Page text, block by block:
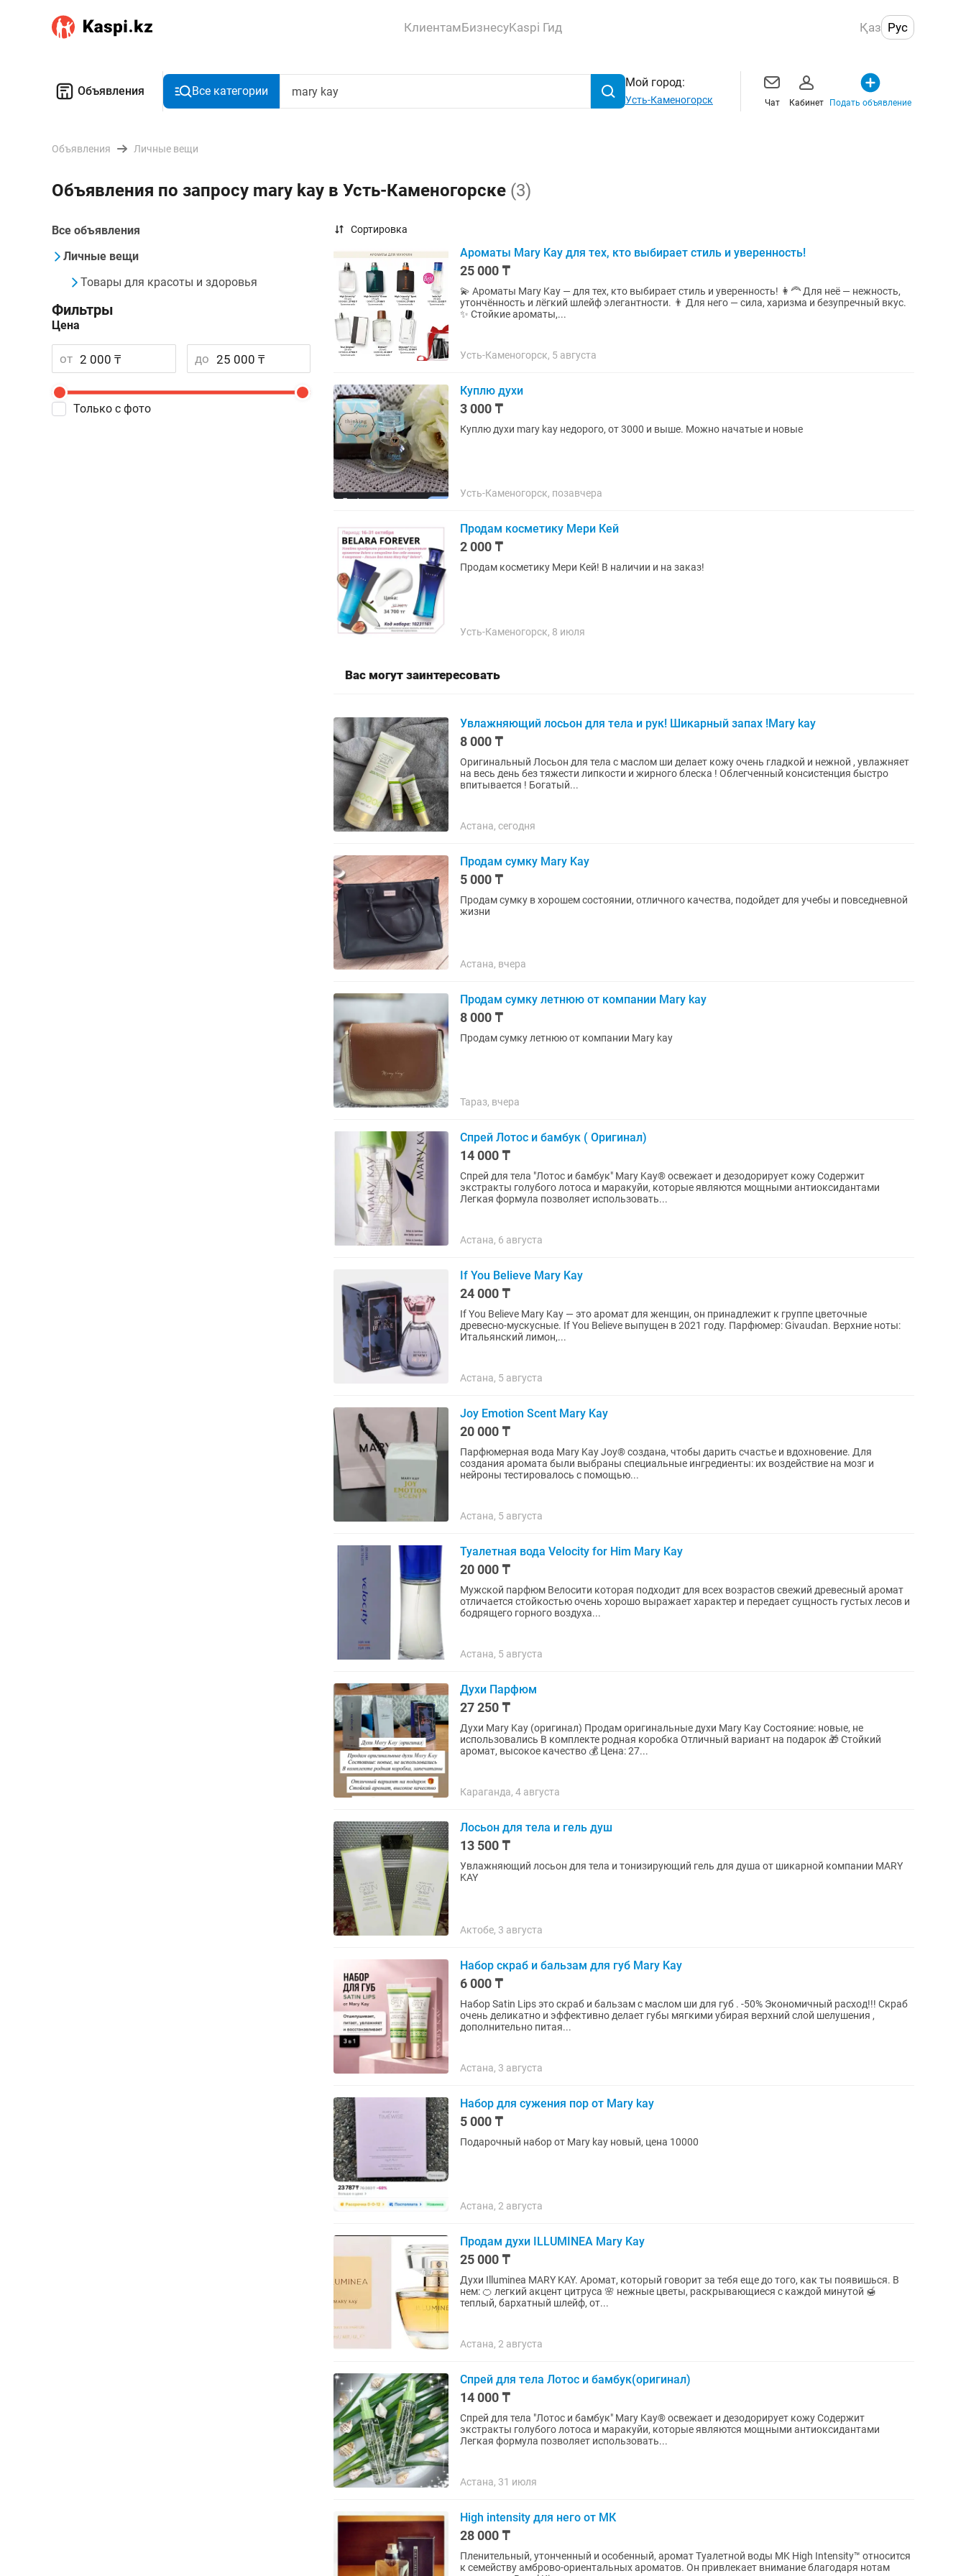
КлиентамБизнесуKaspi Гид Қаз Рус
Объявления Все категории
Мой город:
Усть-Каменогорск Чат Кабинет Подать объявление
Объявления Личные вещи
Объявления по запросу mary kay в Усть-Каменогорске (3)
Все объявления
Личные вещи
Товары для красоты и здоровья
Фильтры
Цена
от до
Только с фото
Сортировка
Ароматы Mary Kay для тех, кто выбирает стиль и уверенность!
25 000 ₸
💫 Ароматы Mary Kay — для тех, кто выбирает стиль и уверенность! 👩🦰 Для неё — нежность,
утончённость и лёгкий шлейф элегантности. 👨 Для него — сила, харизма и безупречный вкус.
✨ Стойкие ароматы,...
Усть-Каменогорск, 5 августа
Куплю духи
3 000 ₸
Куплю духи mary kay недорого, от 3000 и выше. Можно начатые и новые
Усть-Каменогорск, позавчера
Продам косметику Мери Кей
2 000 ₸
Продам косметику Мери Кей! В наличии и на заказ!
Усть-Каменогорск, 8 июля
Вас могут заинтересовать
Увлажняющий лосьон для тела и рук! Шикарный запах !Mary kay
8 000 ₸
Оригинальный Лосьон для тела с маслом ши делает кожу очень гладкой и нежной , увлажняет
на весь день без тяжести липкости и жирного блеска ! Облегченный консистенция быстро
впитывается ! Богатый...
Астана, сегодня
Продам сумку Mary Kay
5 000 ₸
Продам сумку в хорошем состоянии, отличного качества, подойдет для учебы и повседневной
жизни
Астана, вчера
Продам сумку летнюю от компании Mary kay
8 000 ₸
Продам сумку летнюю от компании Mary kay
Тараз, вчера
Спрей Лотос и бамбук ( Оригинал)
14 000 ₸
Спрей для тела "Лотос и бамбук" Mary Kay® освежает и дезодорирует кожу Содержит
экстракты голубого лотоса и маракуйи, которые являются мощными антиоксидантами
Легкая формула позволяет использовать...
Астана, 6 августа
If You Believe Mary Kay
24 000 ₸
If You Believe Mary Kay — это аромат для женщин, он принадлежит к группе цветочные
древесно-мускусные. If You Believe выпущен в 2021 году. Парфюмер: Givaudan. Верхние ноты:
Итальянский лимон,...
Астана, 5 августа
Joy Emotion Scent Mary Kay
20 000 ₸
Парфюмерная вода Mary Kay Joy® создана, чтобы дарить счастье и вдохновение. Для
создания аромата были выбраны специальные ингредиенты: их воздействие на мозг и
нейроны тестировалось с помощью...
Астана, 5 августа
Туалетная вода Velocity for Him Mary Kay
20 000 ₸
Мужской парфюм Велосити которая подходит для всех возрастов свежий древесный аромат
отличается стойкостью очень хорошо выражает характер и передает сущность густых лесов и
бодрящего горного воздуха...
Астана, 5 августа
Духи Парфюм
27 250 ₸
Духи Mary Kay (оригинал) Продам оригинальные духи Mary Kay Состояние: новые, не
использовались В комплекте родная коробка Отличный вариант на подарок 🎁 Стойкий
аромат, высокое качество 💰 Цена: 27...
Караганда, 4 августа
Лосьон для тела и гель душ
13 500 ₸
Увлажняющий лосьон для тела и тонизирующий гель для душа от шикарной компании MARY
KAY
Актобе, 3 августа
Набор скраб и бальзам для губ Mary Kay
6 000 ₸
Набор Satin Lips это скраб и бальзам с маслом ши для губ . -50% Экономичный расход!!! Скраб
очень деликатно и эффективно делает губы мягкими убирая верхний слой шелушения ,
дополнительно питая...
Астана, 3 августа
Набор для сужения пор от Mary kay
5 000 ₸
Подарочный набор от Mary kay новый, цена 10000
Астана, 2 августа
Продам духи ILLUMINEA Mary Kay
25 000 ₸
Духи Illuminea MARY KAY. Аромат, который говорит за тебя еще до того, как ты появишься. В
нем: 🍊 легкий акцент цитруса 🌸 нежные цветы, раскрывающиеся с каждой минутой 🍯
теплый, бархатный шлейф, от...
Астана, 2 августа
Спрей для тела Лотос и бамбук(оригинал)
14 000 ₸
Спрей для тела "Лотос и бамбук" Mary Kay® освежает и дезодорирует кожу Содержит
экстракты голубого лотоса и маракуйи, которые являются мощными антиоксидантами
Легкая формула позволяет использовать...
Астана, 31 июля
High intensity для него от МК
28 000 ₸
Пленительный, утонченный и особенный, аромат Туалетной воды MK High Intensity™ относится
к семейству амброво-ориентальных ароматов. Он привлекает внимание благодаря нотам